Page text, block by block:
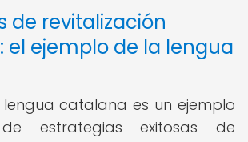
de revitalización
el ejemplo de la lengua
catalana es un ejemplo
estrategias exitosas de